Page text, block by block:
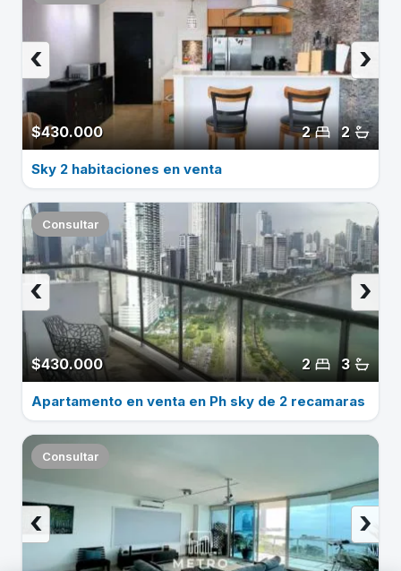
$430.000 2
2
›
‹
Sky 2 habitaciones en venta
Consultar
$430.000 3
2
›
‹
Apartamento en venta en Ph sky de 2 recamaras
Consultar
›
‹